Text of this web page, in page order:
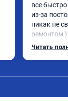
все
из-за
никак не
ремонтом )
указания
Читать